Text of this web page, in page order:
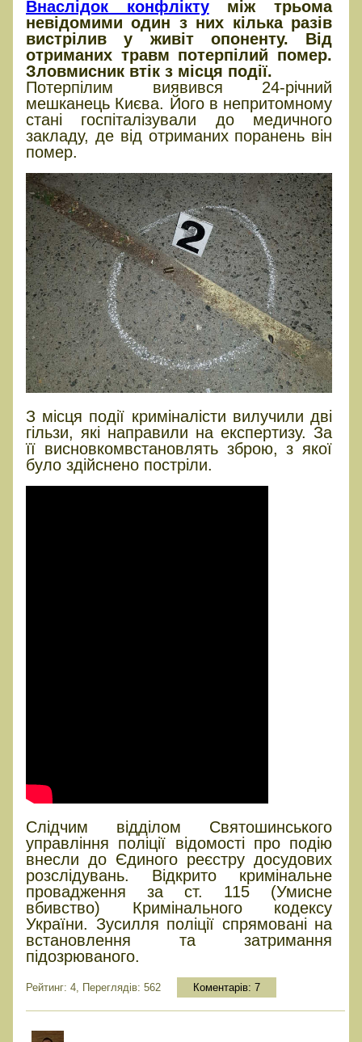
Внаслідок конфліктуміж трьома
невідомими один з них кілька разів
вистрілив у живіт опоненту. Від
отриманих травм потерпілий помер.
Зловмисник втік з місця події.
Потерпілим виявився 24-річний
мешканець Києва. Його в непритомному
стані госпіталізували до медичного
закладу, де від отриманих поранень він
помер.
З місця події криміналісти вилучили дві
гільзи, які направили на експертизу. За
її висновкомвстановлять зброю, з якої
було здійснено постріли.
Слідчим відділом Святошинського
управління поліції відомості про подію
внесли до Єдиного реєстру досудових
розслідувань. Відкрито кримінальне
провадження за ст. 115 (Умисне
вбивство) Кримінального кодексу
України. Зусилля поліції спрямовані на
встановлення та затримання
підозрюваного.
Рейтинг: 4, Переглядів: 562 Коментарів: 7